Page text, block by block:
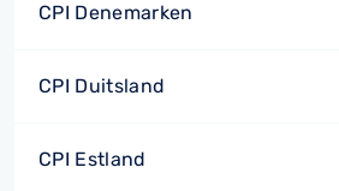
CPI Denemarken
CPI Duitsland
CPI Estland